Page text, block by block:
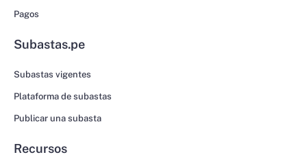
Pagos
Subastas.pe
Subastas vigentes
Plataforma de subastas
Publicar una subasta
Recursos